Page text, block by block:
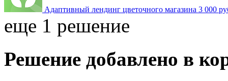
Адаптивный лендинг цветочного магазина 3 000
еще 1 решение
Решение добавлено в